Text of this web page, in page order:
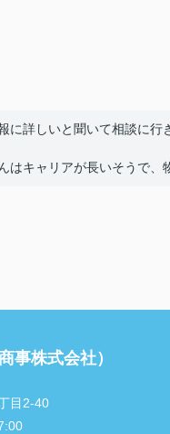
に詳しいと聞いて相談に行
はキャリアが長いそうで、
事株式会社）
目2-40